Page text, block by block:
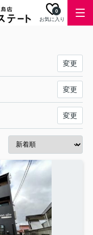
お気に入り
0
変更
変更
変更